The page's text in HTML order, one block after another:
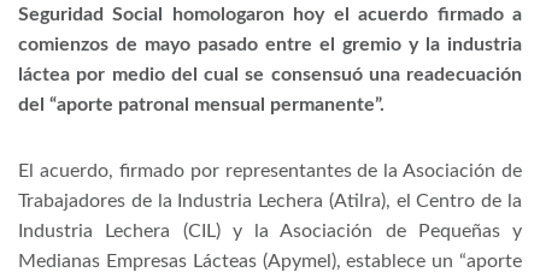
Seguridad Social homologaron hoy el acuerdo firmado a
comienzos de mayo pasado entre el gremio y la industria
láctea por medio del cual se consensuó una readecuación
del “aporte patronal mensual permanente”.
El acuerdo, firmado por representantes de la Asociación de
Trabajadores de la Industria Lechera (Atilra), el Centro de la
Industria Lechera (CIL) y la Asociación de Pequeñas y
Medianas Empresas Lácteas (Apymel), establece un “aporte